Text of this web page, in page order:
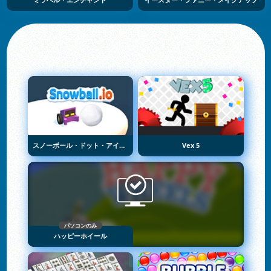
スノーボール・ドット・アイオー Vex 5
パソコンのみ
ハッピーホイール